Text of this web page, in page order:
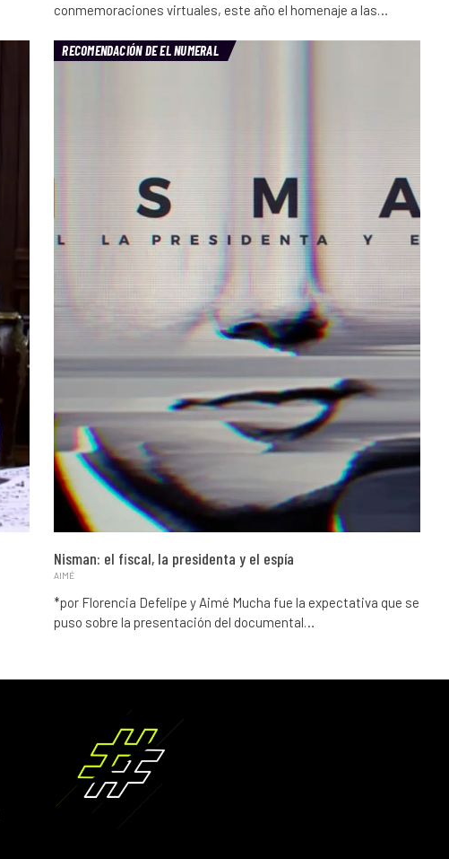
conmemoraciones virtuales, este año el homenaje a las…
RECOMENDACIÓN DE EL NUMERAL
Nisman: el fiscal, la presidenta y el espía
AIMÉ
*por Florencia Defelipe y Aimé Mucha fue la expectativa que se
puso sobre la presentación del documental…